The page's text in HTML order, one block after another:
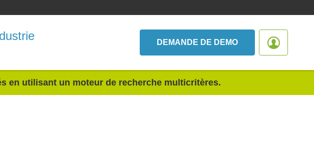
DEMANDE DE DEMO
en utilisant un moteur de recherche multicritères.